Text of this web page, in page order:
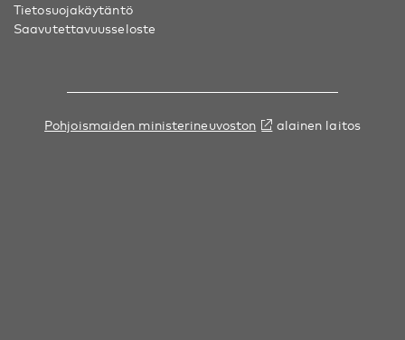
Tietosuojakäytäntö
Saavutettavuusseloste
Pohjoismaiden ministerineuvoston alainen laitos